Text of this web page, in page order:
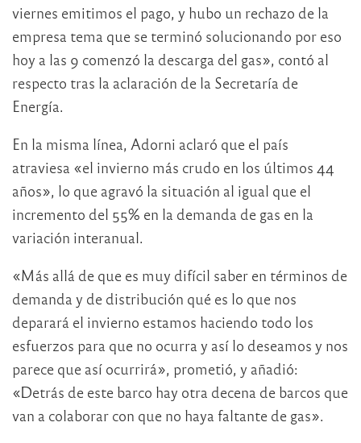
viernes emitimos el pago, y hubo un rechazo de la
empresa tema que se terminó solucionando por eso
hoy a las 9 comenzó la descarga del gas», contó al
respecto tras la aclaración de la Secretaría de
Energía.
En la misma línea, Adorni aclaró que el país
atraviesa «el invierno más crudo en los últimos 44
años», lo que agravó la situación al igual que el
incremento del 55% en la demanda de gas en la
variación interanual.
«Más allá de que es muy difícil saber en términos de
demanda y de distribución qué es lo que nos
deparará el invierno estamos haciendo todo los
esfuerzos para que no ocurra y así lo deseamos y nos
parece que así ocurrirá», prometió, y añadió:
«Detrás de este barco hay otra decena de barcos que
van a colaborar con que no haya faltante de gas».